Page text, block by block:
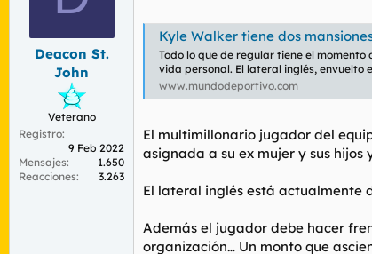
Deacon St.
John
Veterano
Registro
9 Feb 2022
Mensajes
1.650
Reacciones
3.263
Kyle Walker tiene dos
Todo lo que de regular tiene el momento
vida personal. El lateral inglés, envuelto
www.mundodeportivo.com
El multimillonario jugador del
asignada a su ex mujer y sus hijos
El lateral inglés está actualmente
Además el jugador debe hacer
organización… Un monto que